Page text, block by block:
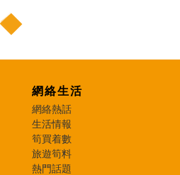
網絡生活
網絡熱話
生活情報
筍買着數
旅遊筍料
熱門話題